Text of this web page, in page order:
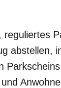
reguliertes
abstellen,